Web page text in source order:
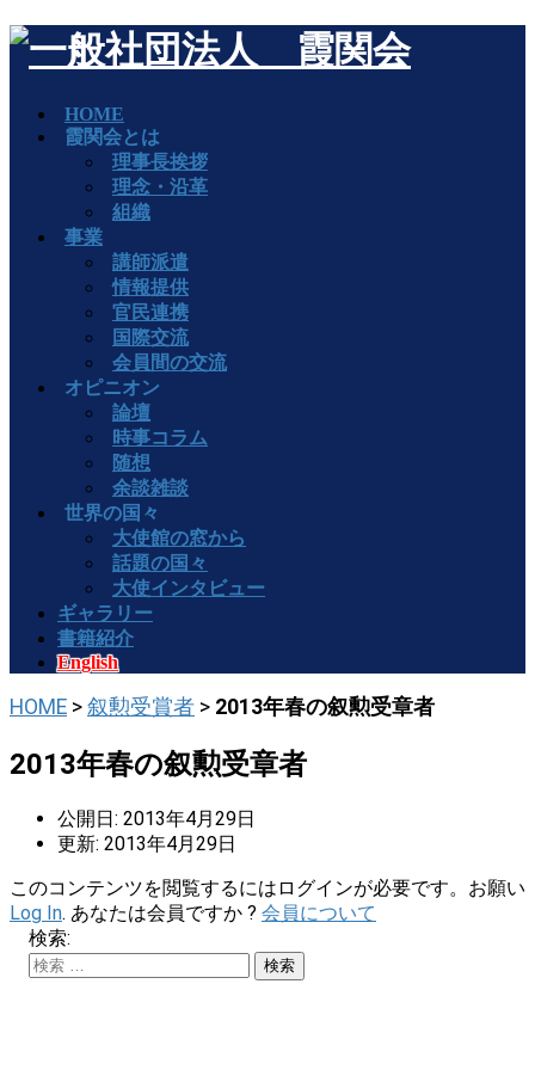
HOME
霞関会とは
理事長挨拶
理念・沿革
組織
事業
講師派遣
情報提供
官民連携
国際交流
会員間の交流
オピニオン
論壇
時事コラム
随想
余談雑談
世界の国々
大使館の窓から
話題の国々
大使インタビュー
ギャラリー
書籍紹介
English
HOME > 叙勲受賞者 > 2013年春の叙勲受章者
2013年春の叙勲受章者
公開日: 2013年4月29日
更新: 2013年4月29日
このコンテンツを閲覧するにはログインが必要です。お願い
Log In. あなたは会員ですか ? 会員について
検索: